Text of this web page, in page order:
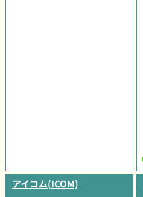
アイコム(ICOM)